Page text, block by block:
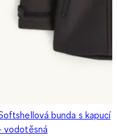
bunda s kapucí
vodotěsná